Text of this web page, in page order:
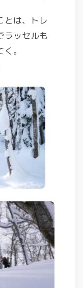
とは、トレ
ラッセルも
。